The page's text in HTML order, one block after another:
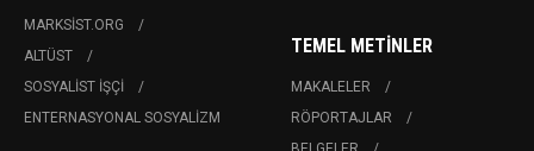
MARKSIST.ORG
ALTÜST
SOSYALIST İŞÇI
ENTERNASYONAL SOSYALIZM
TEMEL METINLER
MAKALELER
RÖPORTAJLAR